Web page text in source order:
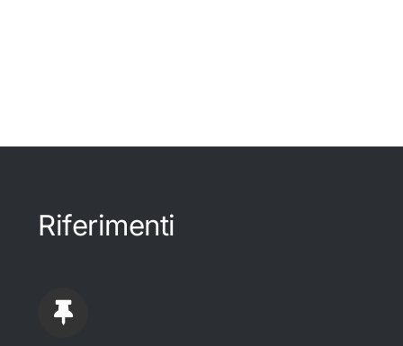
Riferimenti